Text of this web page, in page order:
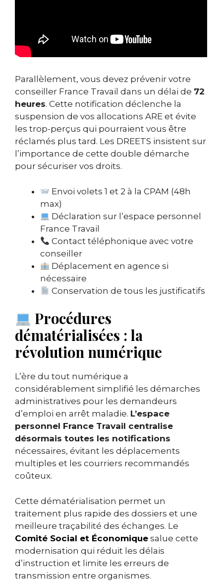
Parallèlement, vous devez prévenir votre
conseiller France Travail dans un délai de 72
heures. Cette notification déclenche la
suspension de vos allocations ARE et évite
les trop-perçus qui pourraient vous être
réclamés plus tard. Les DREETS insistent sur
l’importance de cette double démarche
pour sécuriser vos droits.
Envoi volets 1 et 2 à la CPAM (48h
max)
Déclaration sur l’espace personnel
France Travail
Contact téléphonique avec votre
conseiller
Déplacement en agence si
nécessaire
Conservation de tous les justificatifs
Procédures
dématérialisées : la
révolution numérique
L’ère du tout numérique a
considérablement simplifié les démarches
administratives pour les demandeurs
d’emploi en arrêt maladie. L’espace
personnel France Travail centralise
désormais toutes les notifications
nécessaires, évitant les déplacements
multiples et les courriers recommandés
coûteux.
Cette dématérialisation permet un
traitement plus rapide des dossiers et une
meilleure traçabilité des échanges. Le
Comité Social et Économique salue cette
modernisation qui réduit les délais
d’instruction et limite les erreurs de
transmission entre organismes.